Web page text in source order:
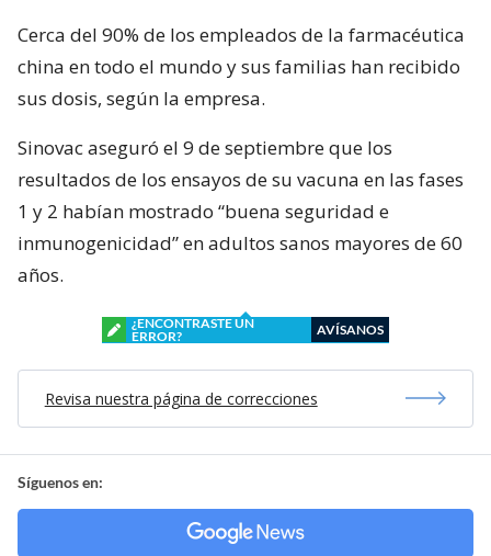
Cerca del 90% de los empleados de la farmacéutica
china en todo el mundo y sus familias han recibido
sus dosis, según la empresa.
Sinovac aseguró el 9 de septiembre que los
resultados de los ensayos de su vacuna en las fases
1 y 2 habían mostrado “buena seguridad e
inmunogenicidad” en adultos sanos mayores de 60
años.
¿ENCONTRASTE UN
ERROR?
AVÍSANOS
Revisa nuestra página de correcciones
Síguenos en: